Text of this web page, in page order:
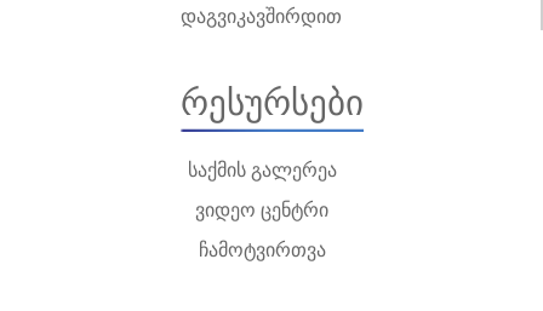
დაგვიკავშირდით
Რესურსები
საქმის გალერეა
ვიდეო ცენტრი
ჩამოტვირთვა